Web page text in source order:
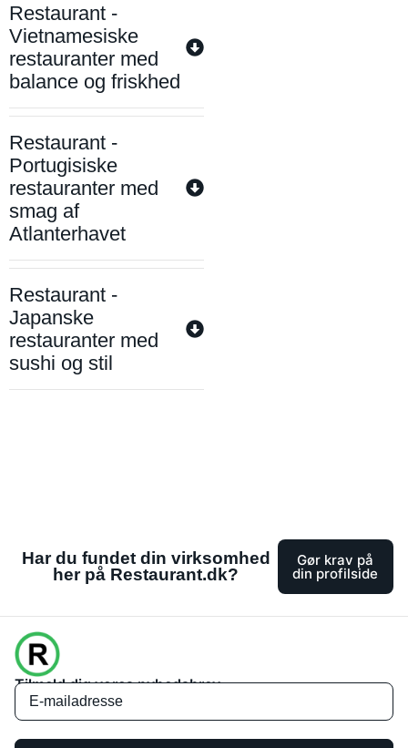
Restaurant -
Vietnamesiske
restauranter med
balance og friskhed
Restaurant -
Portugisiske
restauranter med
smag af
Atlanterhavet
Restaurant -
Japanske
restauranter med
sushi og stil
Har du fundet din virksomhed
her på Restaurant.dk?
Gør krav på
din profilside
Tilmeld dig vores nyhedsbrev